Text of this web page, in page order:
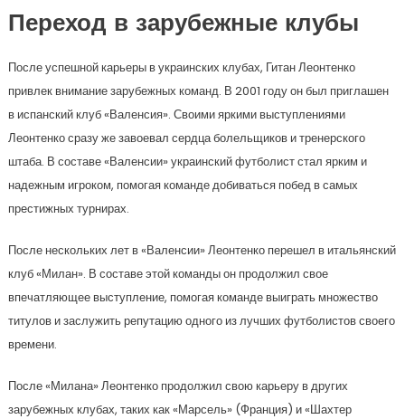
Переход в зарубежные клубы
После успешной карьеры в украинских клубах, Гитан Леонтенко
привлек внимание зарубежных команд. В 2001 году он был приглашен
в испанский клуб «Валенсия». Своими яркими выступлениями
Леонтенко сразу же завоевал сердца болельщиков и тренерского
штаба. В составе «Валенсии» украинский футболист стал ярким и
надежным игроком, помогая команде добиваться побед в самых
престижных турнирах.
После нескольких лет в «Валенсии» Леонтенко перешел в итальянский
клуб «Милан». В составе этой команды он продолжил свое
впечатляющее выступление, помогая команде выиграть множество
титулов и заслужить репутацию одного из лучших футболистов своего
времени.
После «Милана» Леонтенко продолжил свою карьеру в других
зарубежных клубах, таких как «Марсель» (Франция) и «Шахтер